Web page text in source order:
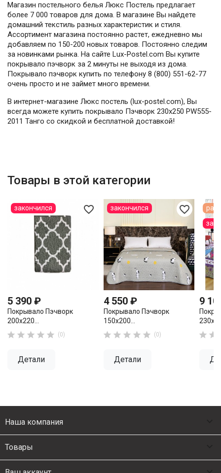
Магазин постельного белья Люкс Постель предлагает
более 7 000 товаров для дома. В магазине Вы найдете
домашний текстиль разных характеристик и стиля.
Ассортимент магазина постоянно растет, ежедневно мы
добавляем по 150-200 новых товаров. Постоянно следим
за новинками рынка. На сайте Lux-Postel.com Вы купите
покрывало пэчворк за 2 минуты не выходя из дома.
Покрывало пэчворк купить по телефону 8 (800) 551-62-77
очень просто и не займет много времени.
В интернет-магазине Люкс постель (lux-postel.com), Вы
всегда можете купить покрывало Пэчворк 230х250 PW555-
2011 Танго со скидкой и бесплатной доставкой!
Товары в этой категории
favorite_border
5 390 ₽
Покрывало Пэчворк
200х220...
     (0)
Детали
закончился favorite_border
4 550 ₽
Покрывало Пэчворк
150х200...
     (0)
Детали
закончился
9
 
Наша компания
Товары